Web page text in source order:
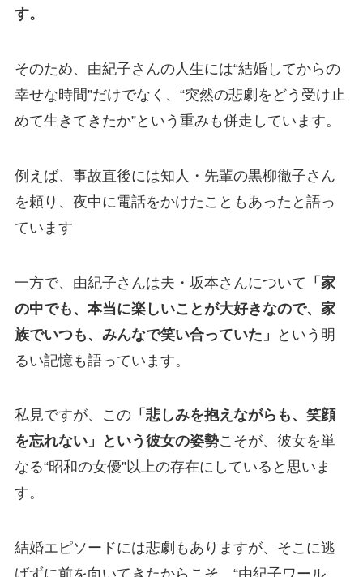
す。
そのため、由紀子さんの人生には“結婚してからの
幸せな時間”だけでなく、“突然の悲劇をどう受け止
めて生きてきたか”という重みも併走しています。
例えば、事故直後には知人・先輩の黒柳徹子さん
を頼り、夜中に電話をかけたこともあったと語っ
ています
一方で、由紀子さんは夫・坂本さんについて 「家
の中でも、本当に楽しいことが大好きなので、家
族でいつも、みんなで笑い合っていた」
という明
るい記憶も語っています。
私見ですが、この「悲しみを抱えながらも、笑顔
を忘れない」という彼女の姿勢こそが、彼女を単
なる“昭和の女優”以上の存在にしていると思いま
す。
結婚エピソードには悲劇もありますが、そこに逃